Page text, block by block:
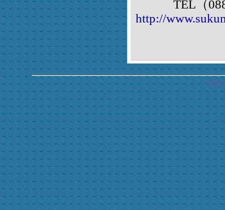
TEL（
http://
NPO